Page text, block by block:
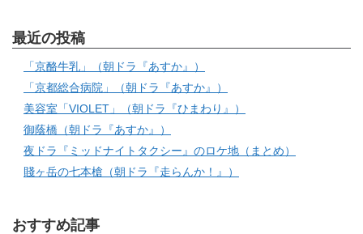
最近の投稿
「京酪牛乳」（朝ドラ『あすか』）
「京都総合病院」（朝ドラ『あすか』）
美容室「VIOLET」（朝ドラ『ひまわり』）
御蔭橋（朝ドラ『あすか』）
夜ドラ『ミッドナイトタクシー』のロケ地（まとめ）
賤ヶ岳の七本槍（朝ドラ『走らんか！』）
おすすめ記事